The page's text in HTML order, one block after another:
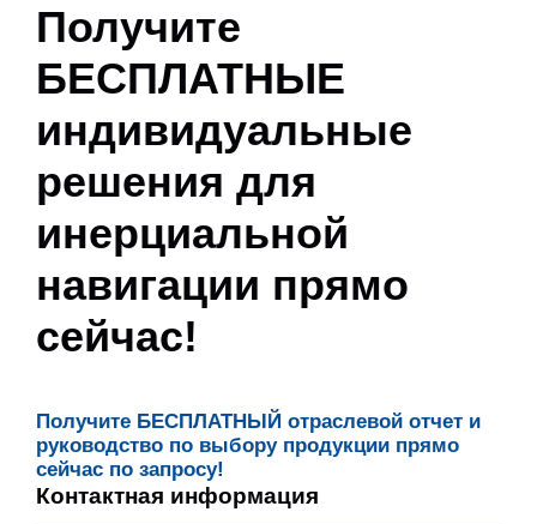
Получите
БЕСПЛАТНЫЕ
индивидуальные
решения для
инерциальной
навигации прямо
сейчас!
Получите БЕСПЛАТНЫЙ отраслевой отчет и
руководство по выбору продукции прямо
сейчас по запросу!
Контактная информация